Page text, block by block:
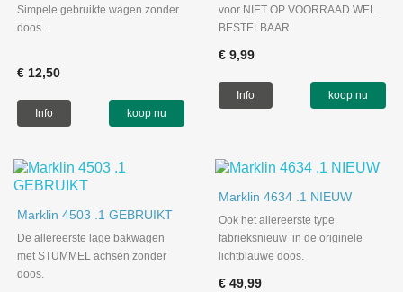
Simpele gebruikte wagen zonder
doos .
€ 12,50
Info koop nu
voor NIET OP VOORRAAD WEL
BESTELBAAR
€ 9,99
Info koop nu
Marklin 4503 .1 GEBRUIKT
De allereerste lage bakwagen
met STUMMEL achsen zonder
doos.
Marklin 4634 .1 NIEUW
Ook het allereerste type
fabrieksnieuw in de originele
lichtblauwe doos.
€ 49,99